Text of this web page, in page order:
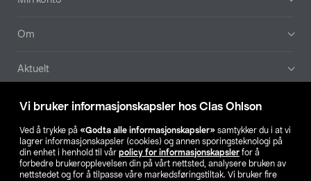
Vi bruker informasjonskapsler hos Clas Ohlson
Ved å trykke på «Godta alle informasjonskapsler» samtykker du i at vi
lagrer informasjonskapsler (cookies) og annen sporingsteknologi på
din enhet i henhold til vår policy for informasjonskapsler for å
forbedre brukeropplevelsen din på vårt nettsted, analysere bruken av
nettstedet og for å tilpasse våre markedsføringstiltak. Vi bruker fire
Om
Aktuelt
Våre selskaper
Finn din butikk
SE NO FI